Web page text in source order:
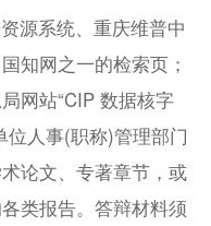
源系统、重庆维普中
知网之一的检索页；
网站“CIP 数据核字
位人事(职称)管理部门
论文、专著章节，或
类报告。答辩材料须